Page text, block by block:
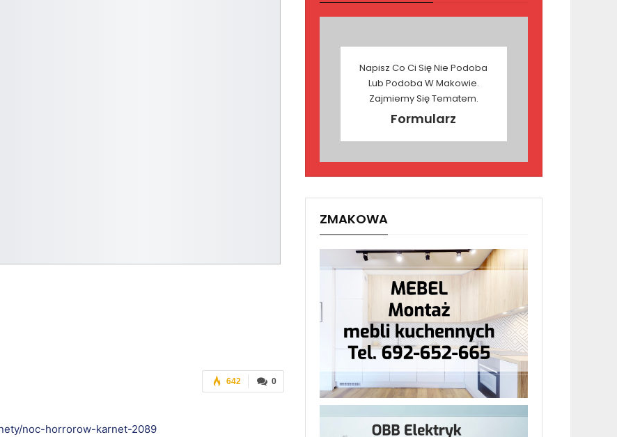
0
642
noc-horrorow-karnet-2089
Napisz Co Ci Się Nie Podoba
Lub Podoba W Makowie.
Zajmiemy Się Tematem.
Formularz
ZMAKOWA